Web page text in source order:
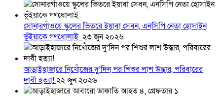
সোনারগাঁওয়ে স্কুলের ভিতরে ইয়াবা সেবন, এনসিপি নেতা হোসাইন
ভূঁইয়াকে গণধোলাই ২৩ জুন ২০২৬
আড়াইহাজারে নিখোঁজের দুু’দিন পর শিশুর লাশ উদ্ধার, পরিবারের
দাবী হত্যা!২২ জুন ২০২৬